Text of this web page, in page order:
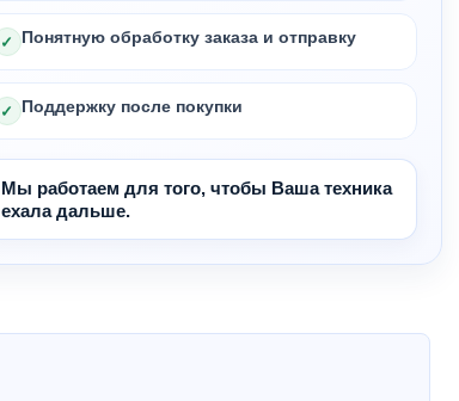
✓ Понятную обработку заказа и отправку
✓ Поддержку после покупки
Мы работаем для того, чтобы Ваша техника
ехала дальше.